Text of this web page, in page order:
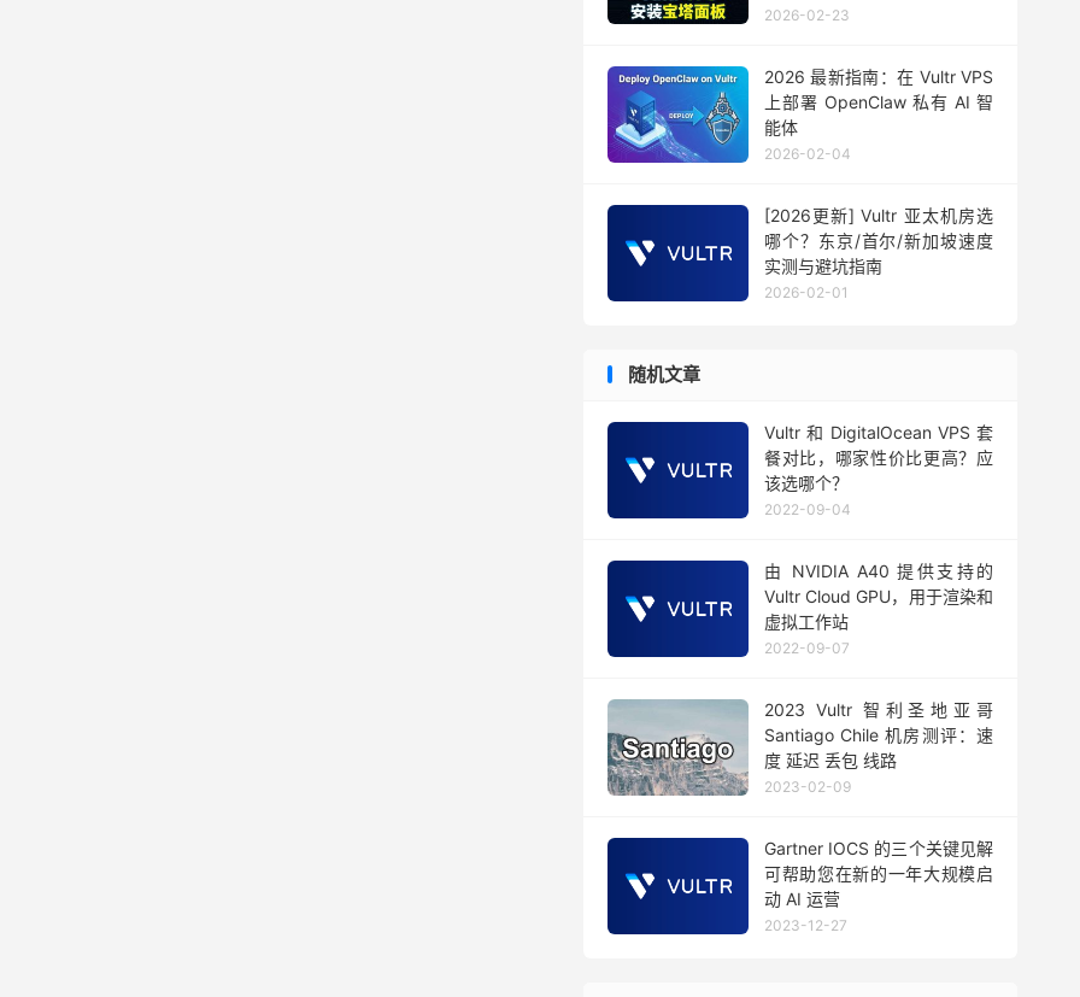
2026-02-23
2026 最新指南：在 Vultr VPS
上部署 OpenClaw 私有 AI 智
能体
2026-02-04
[2026更新] Vultr 亚太机房选
哪个？东京/首尔/新加坡速度
实测与避坑指南
2026-02-01
随机文章
Vultr 和 DigitalOcean VPS 套
餐对比，哪家性价比更高？应
该选哪个？
2022-09-04
由 NVIDIA A40 提供支持的
Vultr Cloud GPU，用于渲染和
虚拟工作站
2022-09-07
2023 Vultr 智利圣地亚哥
Santiago Chile 机房测评：速
度 延迟 丢包 线路
2023-02-09
Gartner IOCS 的三个关键见解
可帮助您在新的一年大规模启
动 AI 运营
2023-12-27